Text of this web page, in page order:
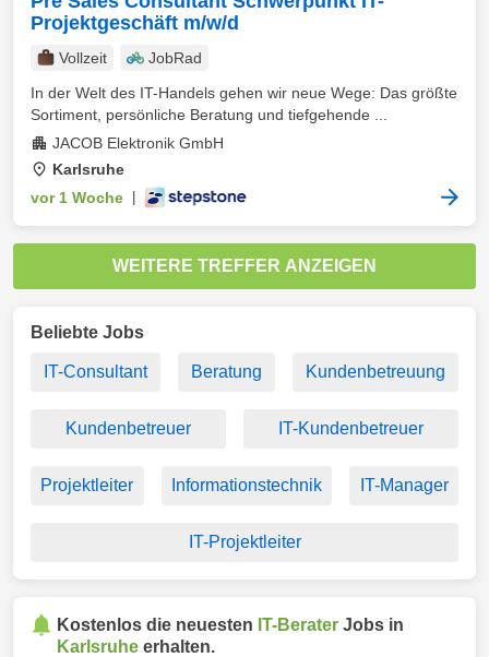
Projektgeschäft m/w/d
Vollzeit
JobRad
In der Welt des IT-Handels gehen wir neue Wege: Das größte
Sortiment, persönliche Beratung und tiefgehende ...
JACOB Elektronik GmbH
Karlsruhe
vor 1 Woche
WEITERE TREFFER ANZEIGEN
Beliebte Jobs
IT-Consultant Beratung Kundenbetreuung
Kundenbetreuer IT-Kundenbetreuer
Projektleiter Informationstechnik IT-Manager
IT-Projektleiter
Kostenlos die neuesten IT-Berater Jobs in
Karlsruhe erhalten.